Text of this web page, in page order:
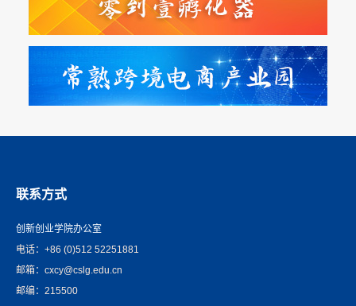
联系方式
创新创业学院办公室
电话：+86 (0)512 52251881
邮箱：cxcy@cslg.edu.cn
邮编：215500